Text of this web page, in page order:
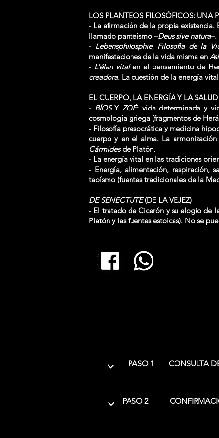
LOS PLANTEOS FILOSÓFICOS: UNA
- La afirmación de la propia existencia.
llamado panteísmo –Deus sive natura–.
- Lebensphilosphie, Filosofía de la
manifestaciones de la vida misma en
- L’élan vitalen el pensamiento de
creadora. La cuestión de la energía
EL CUERPO, LA ENERGÍA Y LA
- BÍOSYZOÉ: vida determinada y
cosmología griega (fragmentos de
- Filosofía presocrática y medicina
cuerpo y en el alma. La
Cármidesde Platón.
- La energía vital en las tradiciones
- Energía, alimentación, respiración,
taoísmo (fuentes tradicionales de la
DE SENECTUTE(DE LA VEJEZ)
- El tratado de Cicerón y su elogio de
Platón y las fuentes estoicas). No se
PASO 1 CONSULTA
PASO 2